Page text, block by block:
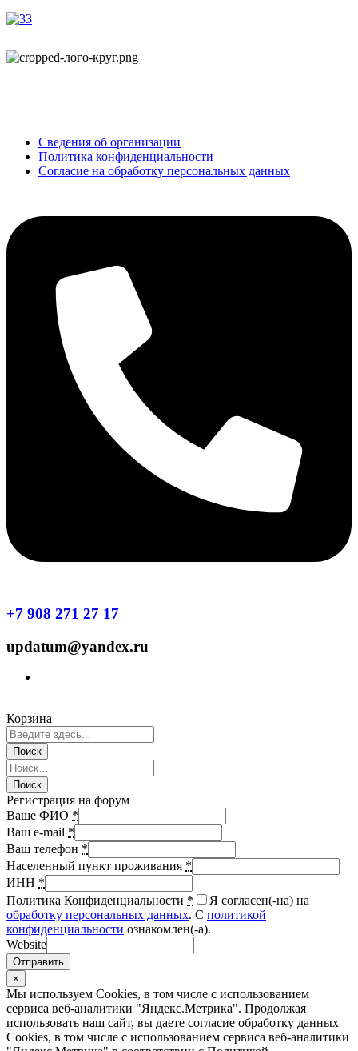
Сведения об организации
Политика конфиденциальности
Согласие на обработку персональных данных
+7 908 271 27 17
updatum@yandex.ru
Корзина
Регистрация на форум
Ваше ФИО *
Ваш e-mail *
Ваш телефон *
Населенный пункт проживания *
ИНН *
Политика Конфиденциальности *
Я согласен(-на) на
обработку персональных данных. С политикой
конфиденциальности ознакомлен(-а).
Website
Отправить
×
Мы используем Cookies, в том числе с использованием
сервиса веб-аналитики "Яндекс.Метрика". Продолжая
использовать наш сайт, вы даете согласие обработку данных
Cookies, в том числе с использованием сервиса веб-аналитики